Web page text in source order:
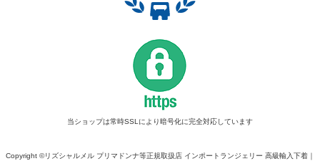
当ショップは常時SSLにより暗号化に完全対応しています
Copyright ©リズシャルメル プリマドンナ等正規取扱店 インポートランジェリー 高級輸入下着｜